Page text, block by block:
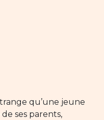
qu’une jeune
ses parents,